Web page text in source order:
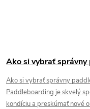
Ako si vybrať
Ako si vybrať správny
Paddleboarding je skvelý
kondíciu a preskúmať nové